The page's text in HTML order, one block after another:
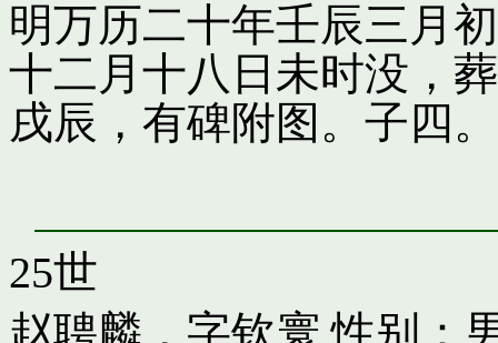
明万历二十年壬辰三月
十二月十八日未时没，
戌辰，有碑附图。子四。
25世
赵聘麟，字钦寰 性别：